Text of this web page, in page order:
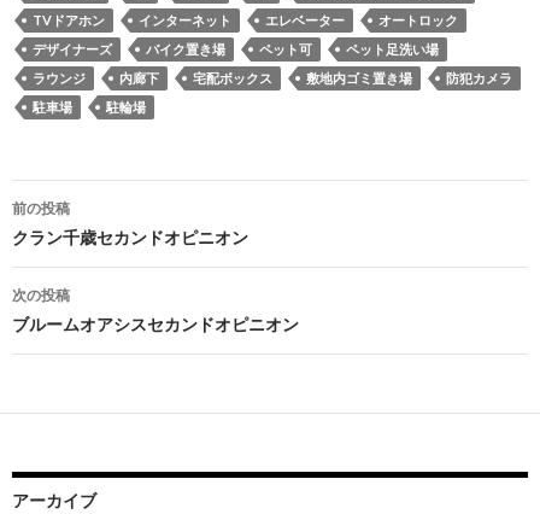
TVドアホン
インターネット エレベーター
オートロック
デザイナーズ
バイク置き場 ペット可
ペット足洗い場
ラウンジ
内廊下 宅配ボックス 敷地内ゴミ置き場
防犯カメラ
駐車場
駐輪場
投
稿
ナ
ビ
ゲ
ー
ョ
前の投稿
クラン千歳セカンドオピニオン
次の投稿
ブルームオアシスセカンドオピニオン
アーカイブ